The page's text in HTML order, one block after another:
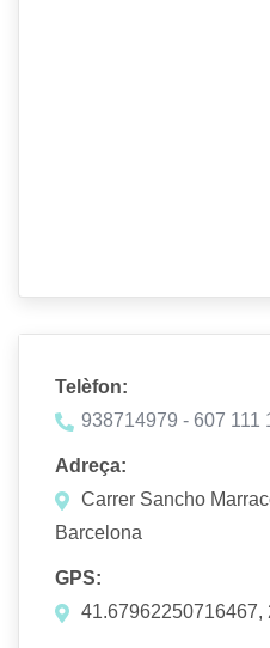
Telèfon:
938714979 - 607 111
Adreça:
Carrer Sancho
Barcelona
GPS:
41.67962250716467,